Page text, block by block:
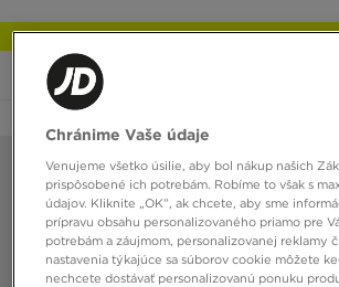
JD
10 % SPÄŤ ZA
Chránime Vaše údaje
Venujeme všetko úsilie, aby bol nákup našich
prispôsobené ich potrebám. Robíme to však s
údajov. Kliknite „OK”, ak chcete, aby sme
prípravu obsahu personalizovaného priamo pre
potrebám a záujmom, personalizovanej reklamy
nastavenia týkajúce sa súborov cookie môžete
nechcete dostávať personalizovanú ponuku